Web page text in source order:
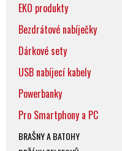
EKO produkty
Bezdrátové nabíječky
Dárkové sety
USB nabíjecí kabely
Powerbanky
Pro Smartphony a PC
BRAŠNY A BATOHY